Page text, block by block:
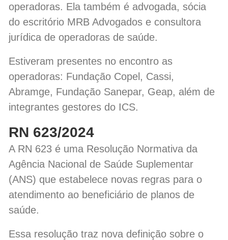
operadoras. Ela também é advogada, sócia
do escritório MRB Advogados e consultora
jurídica de operadoras de saúde.
Estiveram presentes no encontro as
operadoras: Fundação Copel, Cassi,
Abramge, Fundação Sanepar, Geap, além de
integrantes gestores do ICS.
RN 623/2024
A RN 623 é uma Resolução Normativa da
Agência Nacional de Saúde Suplementar
(ANS) que estabelece novas regras para o
atendimento ao beneficiário de planos de
saúde.
Essa resolução traz nova definição sobre o